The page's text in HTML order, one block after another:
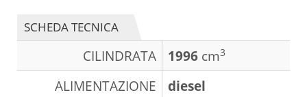
SCHEDA TECNICA
CILINDRATA 1996 cm3
ALIMENTAZIONE
diesel